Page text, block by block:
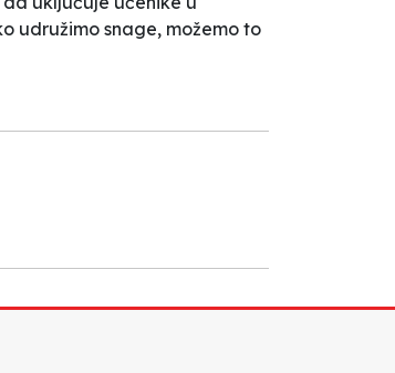
udružimo snage, možemo to